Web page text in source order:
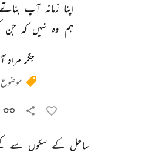
اپنا زمانہ آپ بناتے
ہم وہ نہیں کہ جن
جگر مراد
ساحل کے سکوں سے